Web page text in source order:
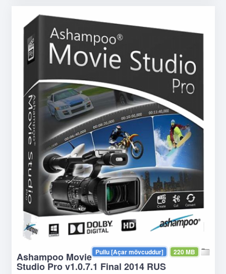
220 MB
Pullu [Açar mövcuddur]
Ashampoo Movie
Studio Pro v1.0.7.1 Final 2014 RUS